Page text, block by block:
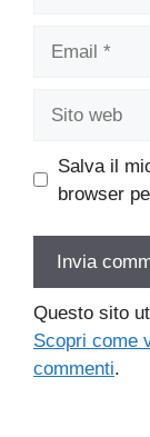
Salva il
browser
Questo sito
Scopri come
commenti.